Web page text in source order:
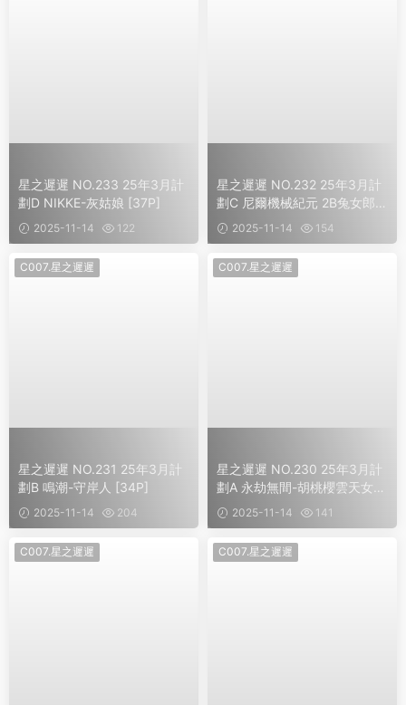
星之遲遲 NO.233 25年3月計
劃D NIKKE-灰姑娘 [37P]
2025-11-14 122
星之遲遲 NO.232 25年3月計
劃C 尼爾機械紀元 2B兔女郎
[34P]2025-11-14 154
C007.星之遲遲
星之遲遲 NO.231 25年3月計
劃B 鳴潮-守岸人 [34P]
2025-11-14 204
C007.星之遲遲
星之遲遲 NO.230 25年3月計
劃A 永劫無間-胡桃櫻雲天女
[42P]2025-11-14 141
C007.星之遲遲 C007.星之遲遲